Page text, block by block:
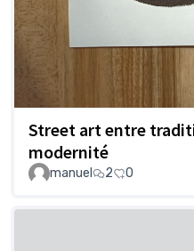
Street art entre
modernité
manuel 2 0